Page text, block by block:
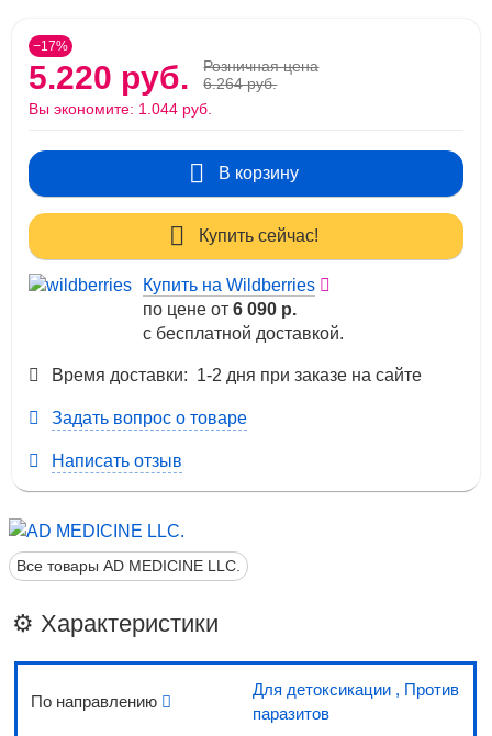
−17%
5.220 руб.
Розничная цена
6.264 руб.
Вы экономите: 1.044 руб.
В корзину
Купить сейчас!
Купить на Wildberries
по цене от6 090 р.
с бесплатной доставкой.
Время доставки: 1-2 дня при заказе на сайте
Задать вопрос о товаре
Написать отзыв
Все товары AD MEDICINE LLC.
⚙️ Характеристики
По направлению
Для детоксикации , Против
паразитов